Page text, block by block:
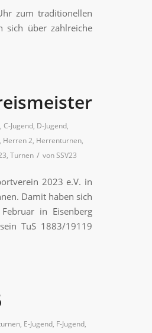
zum traditionellen
sich über zahlreiche
, C-Jugend, D-Jugend,
, Herren 2, Herrenturnen,
, Turnen / vonSSV23
2023 e.V. in
Damit haben sich
in Eisenberg
TuS 1883/19119
, E-Jugend, F-Jugend,